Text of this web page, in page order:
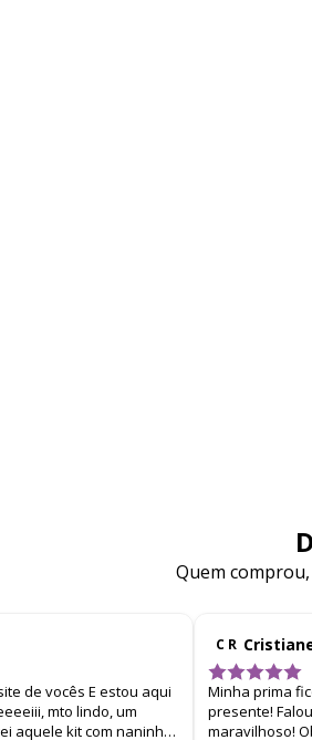
Quem
de vocês E estou aqui
mto lindo, um
aquele kit com naninha,
C R
Minha prima
presente!
maravilhoso!